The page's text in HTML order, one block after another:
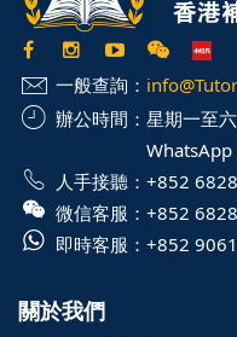
一般查詢：
辦公時間： 星期一至
WhatsApp
人手接聽： +852
微信客服： +852
即時客服： +852
關於我們